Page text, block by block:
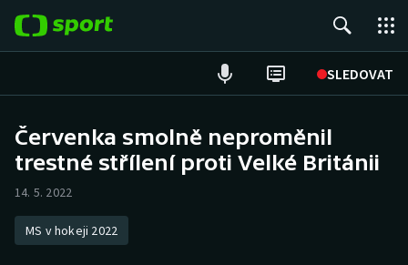
SLEDOVAT
Hokej
Atletika
Červenka smolně neproměnil
trestné střílení proti Velké Británii
14. 5. 2022
MS v hokeji 2022